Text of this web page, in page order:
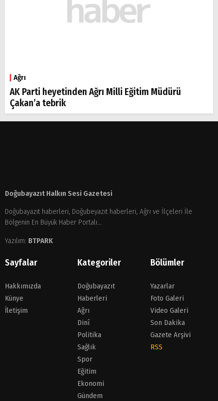
Ağrı
AK Parti heyetinden Ağrı Milli Eğitim Müdürü
Çakan’a tebrik
Doğubayazıt Halkın Sesi Gazetesi
Doğubayazıt haberleri, Doğubeyazıt haberleri, Ağrı ve İlçeleri İle
Bölgenin En Büyük Haber Portalı...
Yazılım: BTPARK
Sayfalar
Hakkımızda
Künye
İletişim
Kategoriler
Doğubayazıt
Haberleri
Ağrı
Dinî
Politika
Sağlık
Spor
Eğitim
Ekonomi
Gündem
Bölümler
Yazarlar
Foto Galeri
Video Galeri
Son Dakika
Gazete Arşivi
RSS